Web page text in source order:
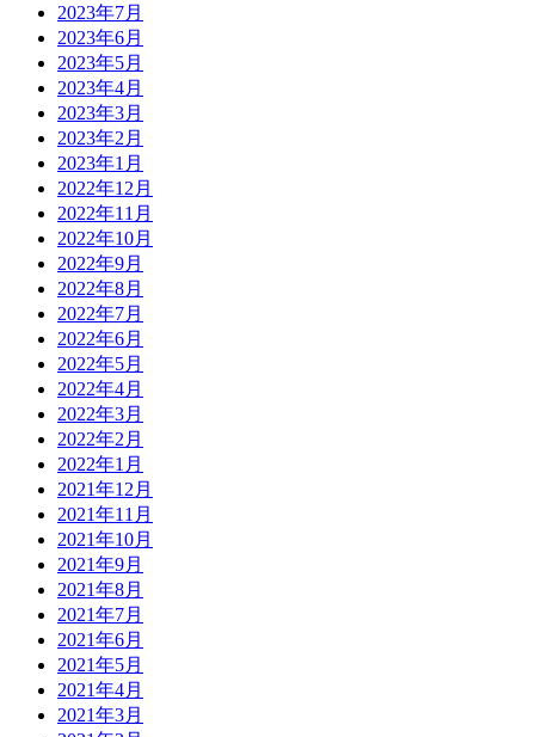
2023年7月
2023年6月
2023年5月
2023年4月
2023年3月
2023年2月
2023年1月
2022年12月
2022年11月
2022年10月
2022年9月
2022年8月
2022年7月
2022年6月
2022年5月
2022年4月
2022年3月
2022年2月
2022年1月
2021年12月
2021年11月
2021年10月
2021年9月
2021年8月
2021年7月
2021年6月
2021年5月
2021年4月
2021年3月